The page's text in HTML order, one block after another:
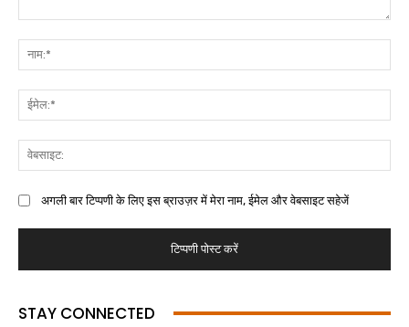
अगली बार टिप्पणी के लिए इस ब्राउज़र में मेरा नाम, ईमेल और वेबसाइट सहेजें
STAY CONNECTED